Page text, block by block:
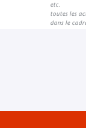
etc.
toutes les
dans le